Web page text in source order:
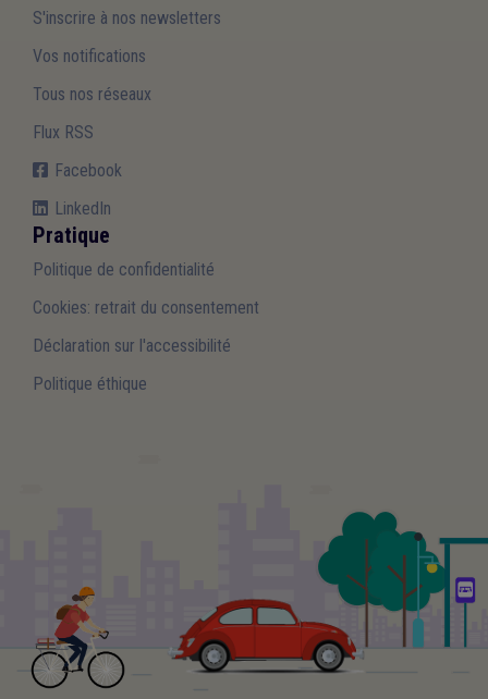
S'inscrire à nos newsletters
Vos notifications
Tous nos réseaux
Flux RSS
Facebook
LinkedIn
Pratique
Politique de confidentialité
Cookies: retrait du consentement
Déclaration sur l'accessibilité
Politique éthique